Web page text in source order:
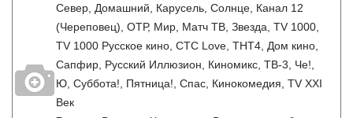
Север, Домашний, Карусель, Cолнце, Канал 12
(Череповец), ОТР, Мир, Матч ТВ, Звезда, TV 1000,
TV 1000 Русское кино, СТС Love, ТНТ4, Дом кино,
Сапфир, Русский Иллюзион, Киномикс, ТВ-3, Че!,
Ю, Суббота!, Пятница!, Спас, Кинокомедия, TV XXI
Век